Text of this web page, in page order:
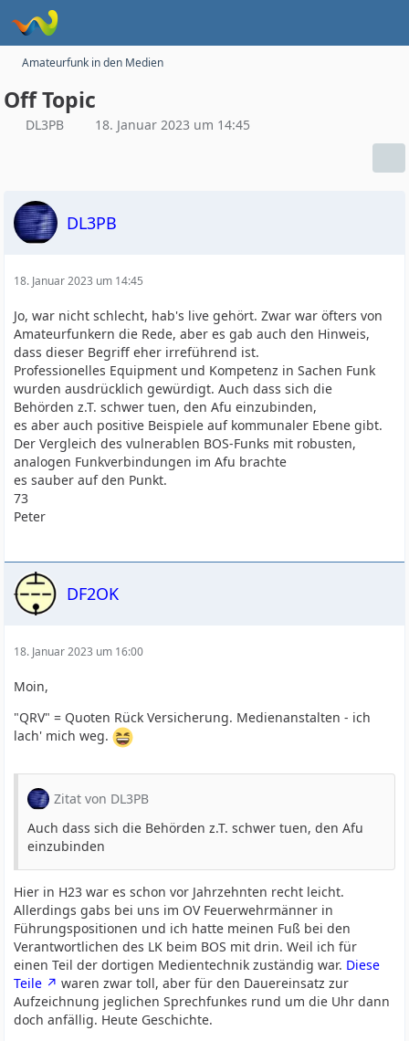
Amateurfunk in den Medien
Off Topic
DL3PB 18. Januar 2023 um 14:45
DL3PB
18. Januar 2023 um 14:45
Jo, war nicht schlecht, hab's live gehört. Zwar war öfters von
Amateurfunkern die Rede, aber es gab auch den Hinweis,
dass dieser Begriff eher irreführend ist.
Professionelles Equipment und Kompetenz in Sachen Funk
wurden ausdrücklich gewürdigt. Auch dass sich die
Behörden z.T. schwer tuen, den Afu einzubinden,
es aber auch positive Beispiele auf kommunaler Ebene gibt.
Der Vergleich des vulnerablen BOS-Funks mit robusten,
analogen Funkverbindungen im Afu brachte
es sauber auf den Punkt.
73
Peter
DF2OK
18. Januar 2023 um 16:00
Moin,
"QRV" = Quoten Rück Versicherung. Medienanstalten - ich
lach' mich weg.
Zitat von DL3PB
Auch dass sich die Behörden z.T. schwer tuen, den Afu
einzubinden
Hier in H23 war es schon vor Jahrzehnten recht leicht.
Allerdings gabs bei uns im OV Feuerwehrmänner in
Führungspositionen und ich hatte meinen Fuß bei den
Verantwortlichen des LK beim BOS mit drin. Weil ich für
einen Teil der dortigen Medientechnik zuständig war. Diese
Teile
waren zwar toll, aber für den Dauereinsatz zur
Aufzeichnung jeglichen Sprechfunkes rund um die Uhr dann
doch anfällig. Heute Geschichte.